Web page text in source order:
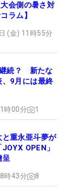
会側の暑さ対
ラム】
(金) 11時55分
続？ 新たな
9月には最終
時00分 1
重永亜斗夢が
OPEN」
呈
時43分 8